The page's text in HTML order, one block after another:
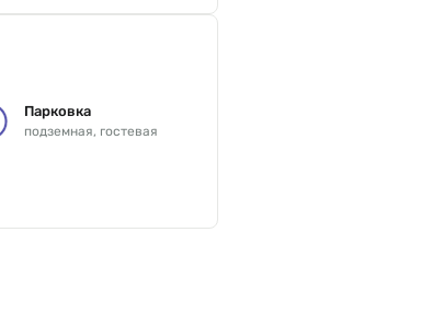
Парковка
подземная, гостевая